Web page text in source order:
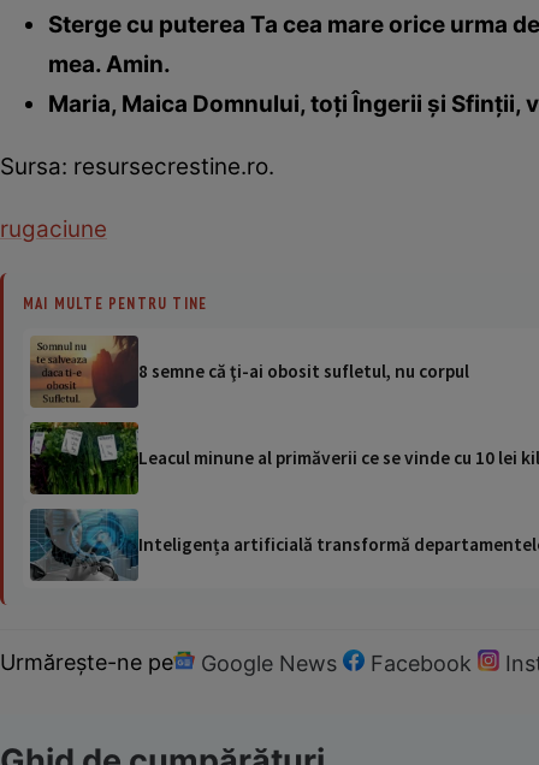
Sterge cu puterea Ta cea mare orice urma
mea. Amin.
Maria, Maica Domnului, toţi Îngerii şi Sfinţii,
Sursa: resursecrestine.ro.
rugaciune
MAI MULTE PENTRU TINE
8 semne că ţi-ai obosit sufletul, nu corpul
Leacul minune al primăverii ce se vinde cu 10
Inteligența artificială transformă
Urmărește-ne pe Google News Facebook